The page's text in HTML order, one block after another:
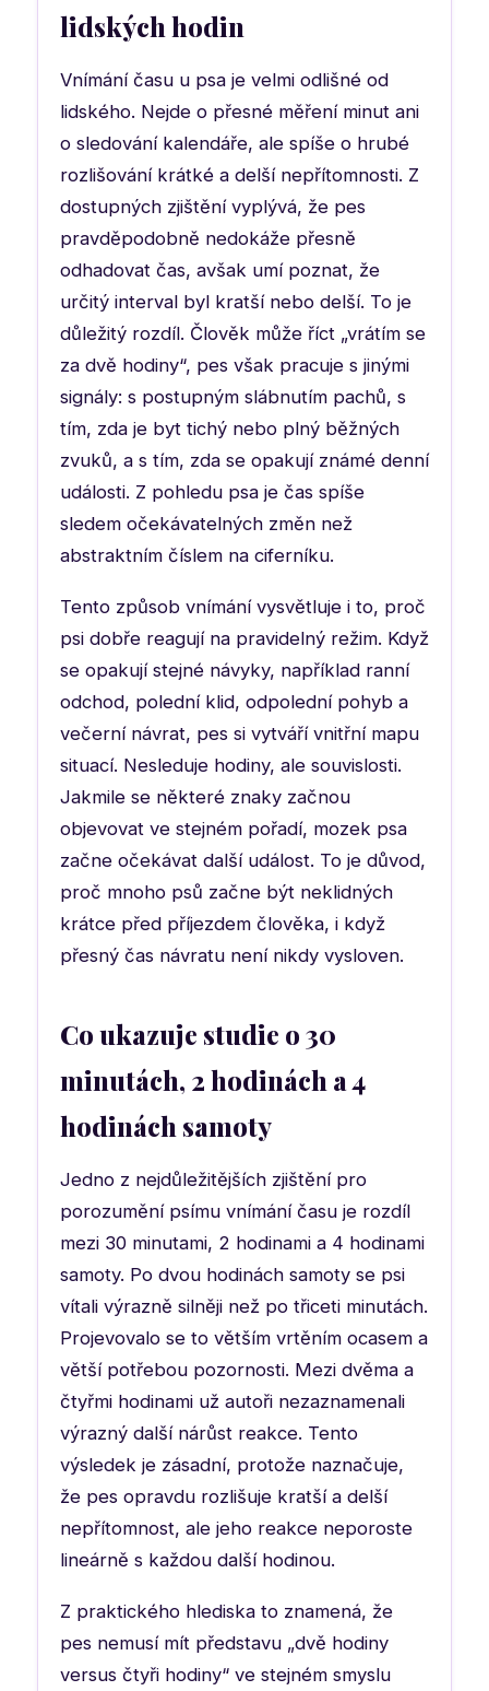
lidských hodin
Vnímání času u psa je velmi odlišné od
lidského. Nejde o přesné měření minut ani
o sledování kalendáře, ale spíše o hrubé
rozlišování krátké a delší nepřítomnosti. Z
dostupných zjištění vyplývá, že pes
pravděpodobně nedokáže přesně
odhadovat čas, avšak umí poznat, že
určitý interval byl kratší nebo delší. To je
důležitý rozdíl. Člověk může říct „vrátím se
za dvě hodiny“, pes však pracuje s jinými
signály: s postupným slábnutím pachů, s
tím, zda je byt tichý nebo plný běžných
zvuků, a s tím, zda se opakují známé denní
události. Z pohledu psa je čas spíše
sledem očekávatelných změn než
abstraktním číslem na ciferníku.
Tento způsob vnímání vysvětluje i to, proč
psi dobře reagují na pravidelný režim. Když
se opakují stejné návyky, například ranní
odchod, polední klid, odpolední pohyb a
večerní návrat, pes si vytváří vnitřní mapu
situací. Nesleduje hodiny, ale souvislosti.
Jakmile se některé znaky začnou
objevovat ve stejném pořadí, mozek psa
začne očekávat další událost. To je důvod,
proč mnoho psů začne být neklidných
krátce před příjezdem člověka, i když
přesný čas návratu není nikdy vysloven.
Co ukazuje studie o 30
minutách, 2 hodinách a 4
hodinách samoty
Jedno z nejdůležitějších zjištění pro
porozumění psímu vnímání času je rozdíl
mezi 30 minutami, 2 hodinami a 4 hodinami
samoty. Po dvou hodinách samoty se psi
vítali výrazně silněji než po třiceti minutách.
Projevovalo se to větším vrtěním ocasem a
větší potřebou pozornosti. Mezi dvěma a
čtyřmi hodinami už autoři nezaznamenali
výrazný další nárůst reakce. Tento
výsledek je zásadní, protože naznačuje,
že pes opravdu rozlišuje kratší a delší
nepřítomnost, ale jeho reakce neporoste
lineárně s každou další hodinou.
Z praktického hlediska to znamená, že
pes nemusí mít představu „dvě hodiny
versus čtyři hodiny“ ve stejném smyslu